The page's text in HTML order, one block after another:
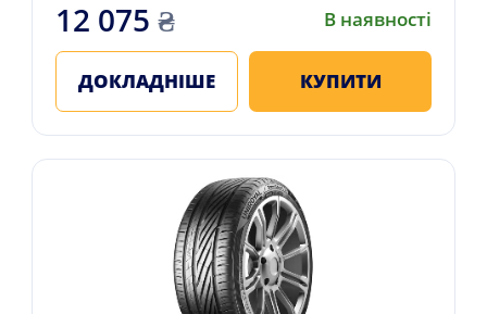
12 075 ₴ В наявності
ДОКЛАДНІШЕ КУПИТИ